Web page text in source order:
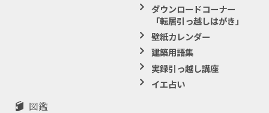
ダウンロードコーナー
「転居引っ越しはがき」
壁紙カレンダー
建築用語集
実録引っ越し講座
イエ占い
図鑑